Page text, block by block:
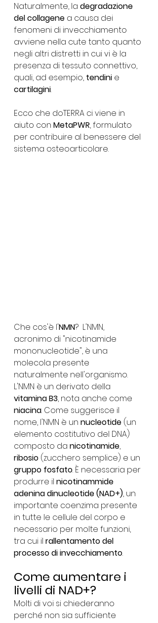
Naturalmente, la degradazione
del collagene a causa dei
fenomeni di invecchiamento
avviene nella cute tanto quanto
negli altri distretti in cui vi è la
presenza di tessuto connettivo,
quali, ad esempio, tendini e
cartilagini.
Ecco che doTERRA ci viene in
aiuto con MetaPWR, formulato
per contribuire al benessere del
sistema osteoarticolare.
Che cos'è l'NMN?  L'NMN,
acronimo di "nicotinamide
mononucleotide", è una
molecola presente
naturalmente nell'organismo.
L'NMN è un derivato della
vitamina B3, nota anche come
niacina. Come suggerisce il
nome, l'NMN è un nucleotide (un
elemento costitutivo del DNA)
composto da nicotinamide,
ribosio (zucchero semplice) e un
gruppo fosfato. È necessaria per
produrre il nicotinammide
adenina dinucleotide (NAD+), un
importante coenzima presente
in tutte le cellule del corpo e
necessario per molte funzioni,
tra cui il rallentamento del
processo di invecchiamento.
Come aumentare i
livelli di NAD+?
Molti di voi si chiederanno
perché non sia sufficiente